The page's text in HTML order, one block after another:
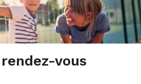
vous